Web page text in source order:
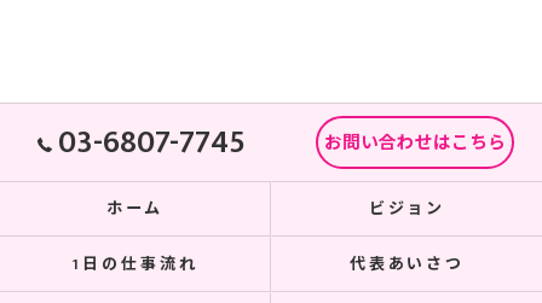
03-6807-7745 お問い合わせはこちら
ホーム ビジョン
1日の仕事流れ 代表あいさつ